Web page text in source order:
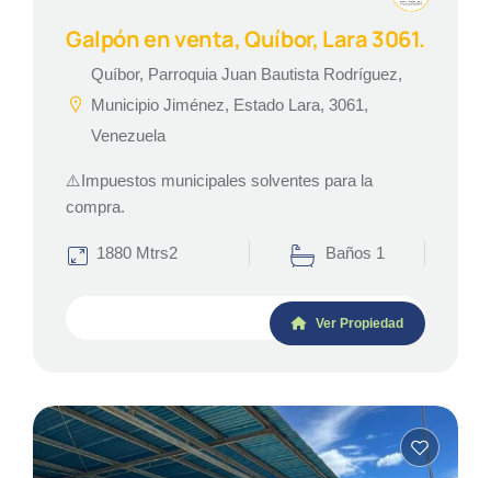
Galpón en venta, Quíbor, Lara 3061.
Quíbor, Parroquia Juan Bautista Rodríguez,
Municipio Jiménez, Estado Lara, 3061,
Venezuela
⚠️Impuestos municipales solventes para la
compra.
1880 Mtrs2 Baños 1
Ver Propiedad